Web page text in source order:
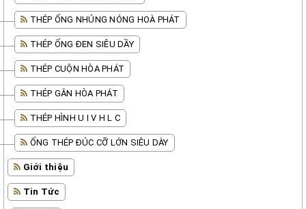
THÉP ỐNG NHÚNG NÓNG HOÀ PHÁT
THÉP ỐNG ĐEN SIÊU DẦY
THÉP CUỘN HÒA PHÁT
THÉP GÂN HÒA PHÁT
THÉP HÌNH U I V H L C
ỐNG THÉP ĐÚC CỠ LỚN SIÊU DÀY
Giới thiệu
Tin Tức